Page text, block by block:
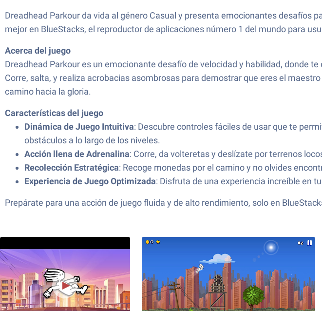
Dreadhead Parkour da vida al género Casual y presenta emocionantes desafíos
mejor en BlueStacks, el reproductor de aplicaciones número 1 del mundo para
Acerca del juego
Dreadhead Parkour es un emocionante desafío de velocidad y habilidad, donde
Corre, salta, y realiza acrobacias asombrosas para demostrar que eres el
camino hacia la gloria.
Características del juego
Dinámica de Juego Intuitiva: Descubre controles fáciles de usar que te
obstáculos a lo largo de los niveles.
Acción llena de Adrenalina: Corre, da volteretas y deslízate por terrenos
Recolección Estratégica: Recoge monedas por el camino y no olvides
Experiencia de Juego Optimizada: Disfruta de una experiencia increíble en
Prepárate para una acción de juego fluida y de alto rendimiento, solo en